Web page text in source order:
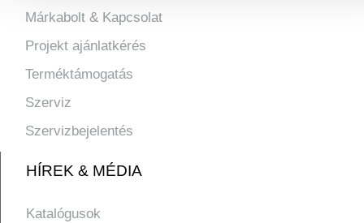
Márkabolt & Kapcsolat
Projekt ajánlatkérés
Terméktámogatás
Szerviz
Szervizbejelentés
HÍREK & MÉDIA
Katalógusok